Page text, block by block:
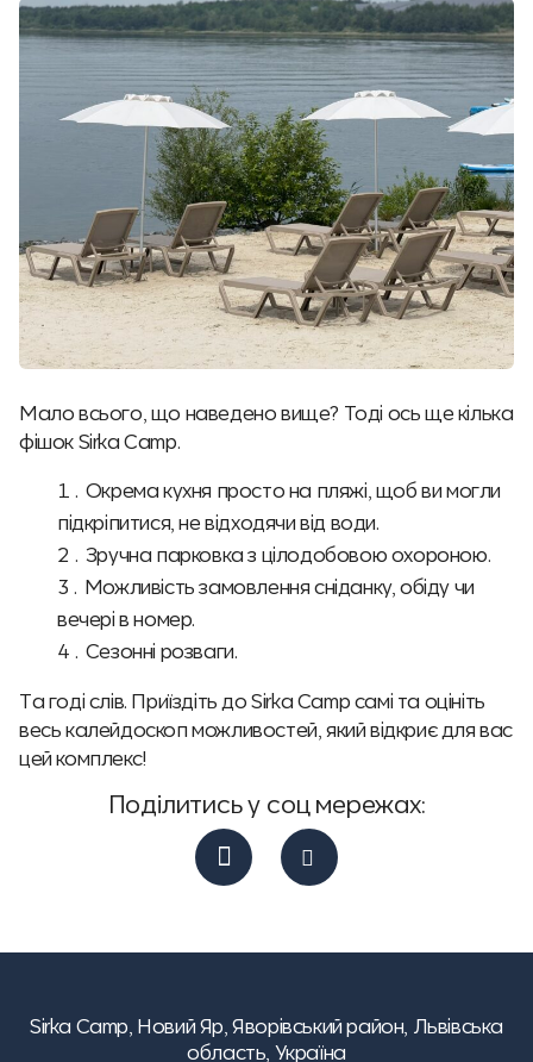
Мало всього, що наведено вище? Тоді ось ще кілька
фішок Sirka Camp.
Окрема кухня просто на пляжі, щоб ви могли
підкріпитися, не відходячи від води.
Зручна парковка з цілодобовою охороною.
Можливість замовлення сніданку, обіду чи
вечері в номер.
Сезонні розваги.
Та годі слів. Приїздіть до Sirka Camp самі та оцініть
весь калейдоскоп можливостей, який відкриє для вас
цей комплекс!
Поділитись у соц мережах:
Sirka Camp, Новий Яр, Яворівський район, Львівська
область, Україна